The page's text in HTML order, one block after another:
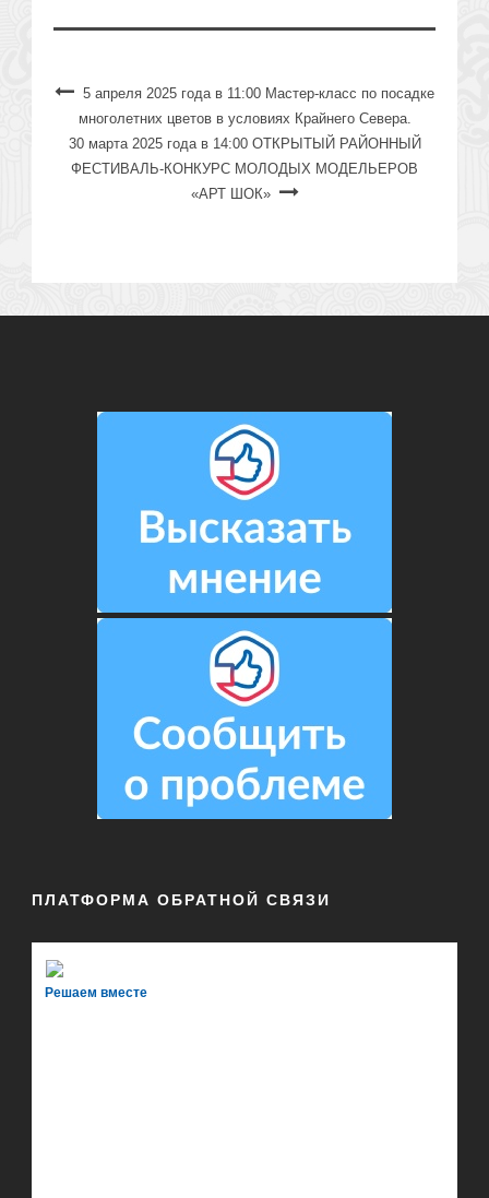
5 апреля 2025 года в 11:00 Мастер-класс по посадке
многолетних цветов в условиях Крайнего Севера.
30 марта 2025 года в 14:00 ОТКРЫТЫЙ РАЙОННЫЙ
ФЕСТИВАЛЬ-КОНКУРС МОЛОДЫХ МОДЕЛЬЕРОВ
«АРТ ШОК»
ПЛАТФОРМА ОБРАТНОЙ СВЯЗИ
Решаем вместе